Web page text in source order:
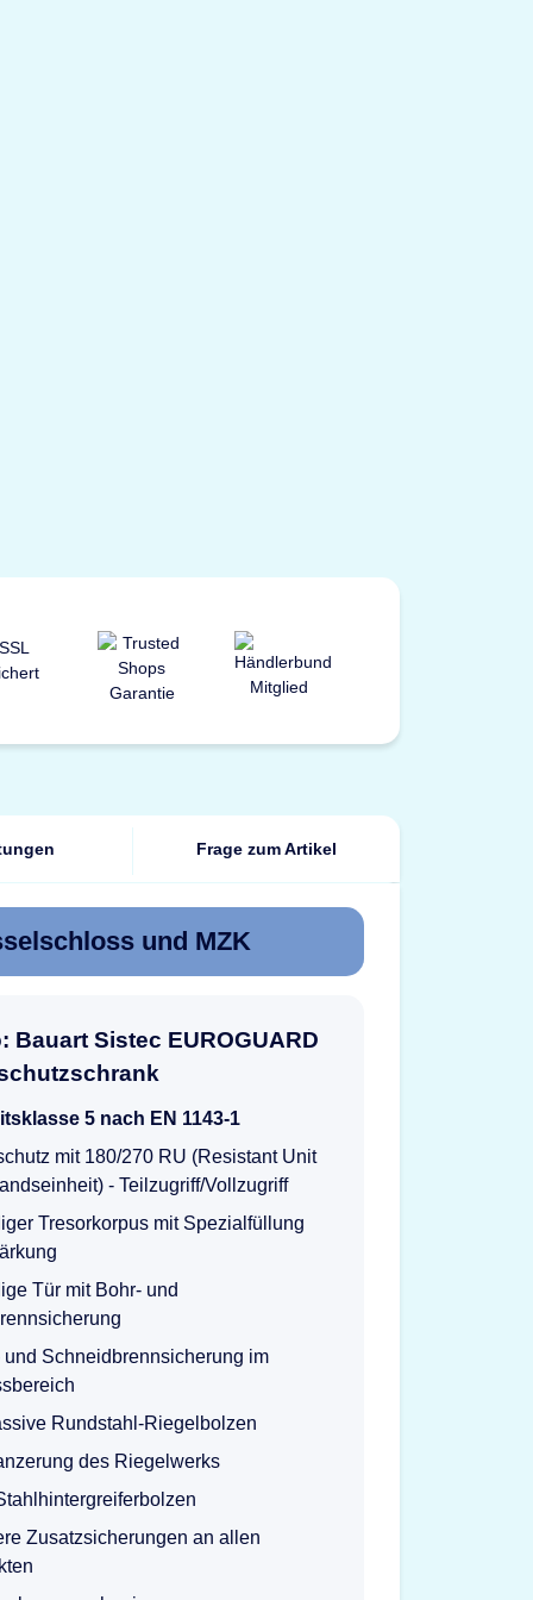
Frage zum Artikel
und MZK
Bauart Sistec EUROGUARD
5 nach EN 1143-1
mit 180/270 RU (Resistant Unit
- Teilzugriff/Vollzugriff
Tresorkorpus mit Spezialfüllung
Tür mit Bohr- und
Schneidbrennsicherung im
Rundstahl-Riegelbolzen
des Riegelwerks
Zusatzsicherungen an allen